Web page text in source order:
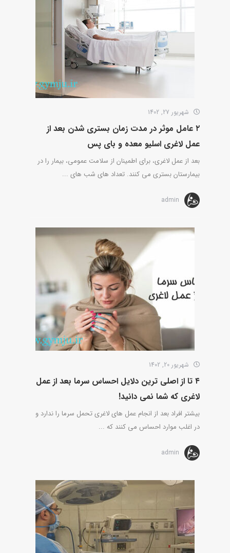
شهریور 27, 1402
۲ عامل موثر در مدت زمان بستری شدن بعد از
عمل لاغری اسلیو معده و بای پس
بعد از عمل لاغری، برای اطمینان از سلامت عمومی، بیمار را در
بیمارستان بستری می کنند. تعداد های شب های ...
admin
شهریور 20, 1402
۴ تا از اصلی ترین دلایل احساس سرما بعد از عمل
لاغری که شما نمی دانید!
بیشتر افراد بعد از انجام عمل های لاغری تحمل سرما را ندارد و
در اغلب موارد احساس می کنند که ...
admin